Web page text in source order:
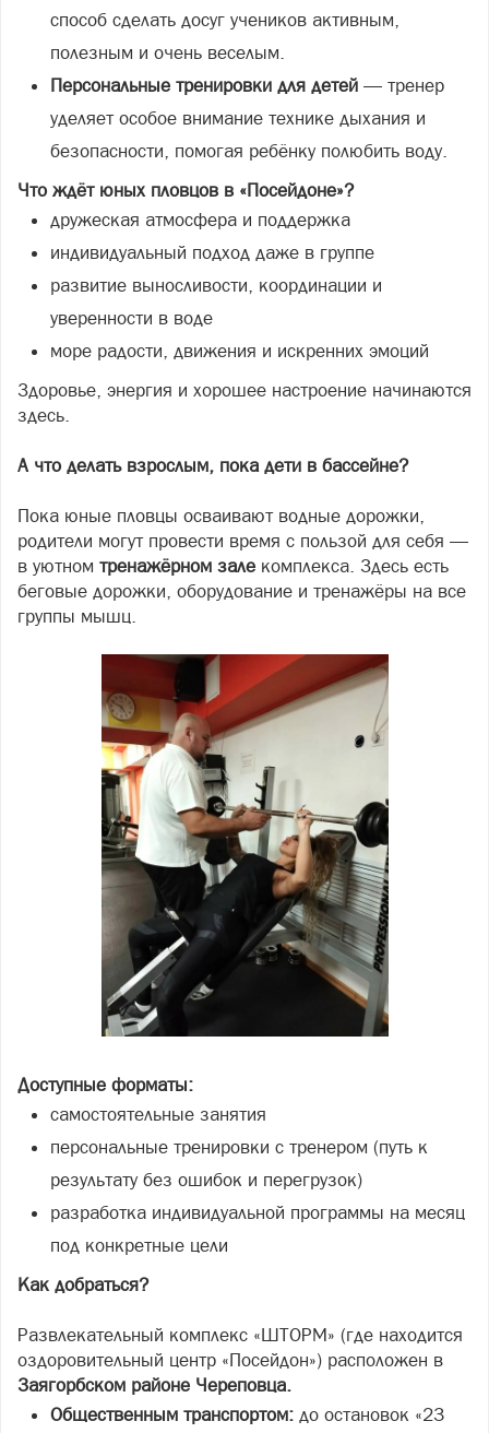
способ сделать досуг учеников активным,
полезным и очень веселым.
Персональные тренировки для детей — тренер
уделяет особое внимание технике дыхания и
безопасности, помогая ребёнку полюбить воду.
Что ждёт юных пловцов в «Посейдоне»?
дружеская атмосфера и поддержка
индивидуальный подход даже в группе
развитие выносливости, координации и
уверенности в воде
море радости, движения и искренних эмоций
Здоровье, энергия и хорошее настроение начинаются
здесь.
А что делать взрослым, пока дети в бассейне?
Пока юные пловцы осваивают водные дорожки,
родители могут провести время с пользой для себя —
в уютном тренажёрном зале комплекса. Здесь есть
беговые дорожки, оборудование и тренажёры на все
группы мышц.
Доступные форматы:
самостоятельные занятия
персональные тренировки с тренером (путь к
результату без ошибок и перегрузок)
разработка индивидуальной программы на месяц
под конкретные цели
Как добраться?
Развлекательный комплекс «ШТОРМ» (где находится
оздоровительный центр «Посейдон») расположен в
Заягорбском районе Череповца.
Общественным транспортом: до остановок «23